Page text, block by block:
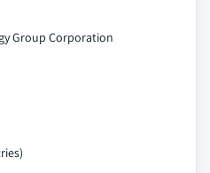
Group Corporation